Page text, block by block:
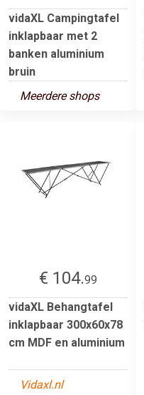
vidaXL Campingtafel
inklapbaar met 2
banken aluminium
bruin
Meerdere shops
€ 104.99
vidaXL Behangtafel
inklapbaar 300x60x78
cm MDF en aluminium
Vidaxl.nl